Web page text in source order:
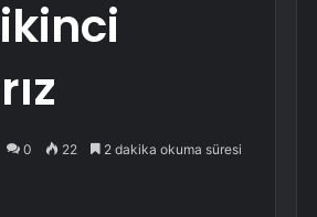
0 22 2 dakika okuma süresi